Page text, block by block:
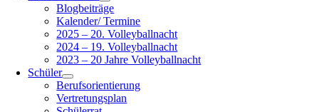
Blogbeiträge
Kalender/ Termine
2025 – 20. Volleyballnacht
2024 – 19. Volleyballnacht
2023 – 20 Jahre Volleyballnacht
Schüler
Berufsorientierung
Vertretungsplan